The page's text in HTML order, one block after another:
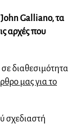
Galliano, τα
αρχές που
σε διαθεσιμότητα
μας για το
σχεδιαστή